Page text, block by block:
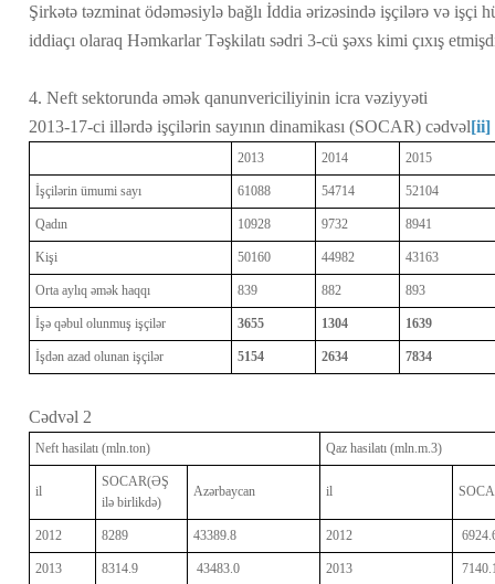
Şirkətə təzminat ödəməsiylə bağlı İddia ərizəsində işçilərə və işçi
iddiaçı olaraq Həmkarlar Təşkilatı sədri 3-cü şəxs kimi çıxış
4. Neft sektorunda əmək qanunvericiliyinin icra vəziyyəti
2013-17-ci illərdə işçilərin sayının dinamikası (SOCAR) cədvəl[ii]
2013 2014 2015
İşçilərin ümumi sayı 61088 54714 52104
Qadın 10928 9732 8941
Kişi 50160 44982 43163
Orta aylıq əmək haqqı 839 882 893
İşə qəbul olunmuş işçilər 3655 1304 1639
İşdən azad olunan işçilər 5154 2634 7834
Cədvəl 2
Neft hasilatı (mln.ton) Qaz hasilatı (mln.m.3)
il
SOCAR(ƏŞ
ilə birlikdə)
Azərbaycan il
2012 8289 43389.8 2012
2013 8314.9 43483.0 2013